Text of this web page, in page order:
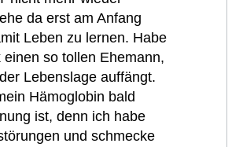
da erst am Anfang
Leben zu lernen. Habe
einen so tollen Ehemann,
Lebenslage auffängt.
Hämoglobin bald
ist, denn ich habe
und schmecke